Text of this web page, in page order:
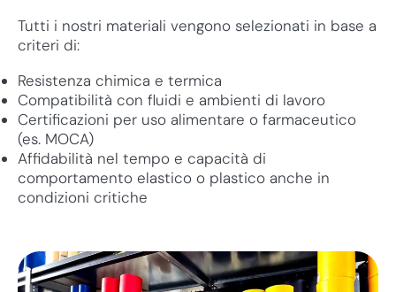
Tutti i nostri materiali vengono selezionati in base a
criteri di:
Resistenza chimica e termica
Compatibilità con fluidi e ambienti di lavoro
Certificazioni per uso alimentare o farmaceutico
(es. MOCA)
Affidabilità nel tempo e capacità di
comportamento elastico o plastico anche in
condizioni critiche